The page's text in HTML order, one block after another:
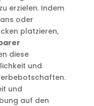
erzielen. Indem
oder
platzieren,
diese
und
und
auf den